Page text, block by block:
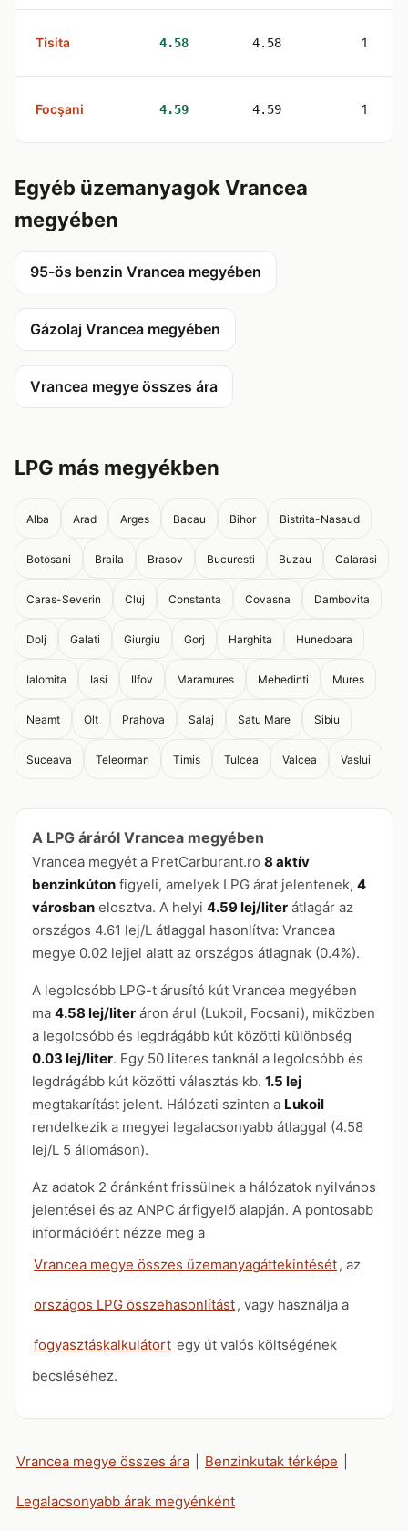
Tisita 4.58 4.58 1
Focşani 4.59 4.59 1
Egyéb üzemanyagok Vrancea
megyében
95-ös benzin Vrancea megyében
Gázolaj Vrancea megyében
Vrancea megye összes ára
LPG más megyékben
Alba Arad Arges Bacau Bihor Bistrita-Nasaud
Botosani Braila Brasov Bucuresti Buzau Calarasi
Caras-Severin Cluj Constanta Covasna Dambovita
Dolj Galati Giurgiu Gorj Harghita Hunedoara
Ialomita Iasi Ilfov Maramures Mehedinti Mures
Neamt Olt Prahova Salaj Satu Mare Sibiu
Suceava Teleorman Timis Tulcea Valcea Vaslui
A LPG áráról Vrancea megyében
Vrancea megyét a PretCarburant.ro 8 aktív
benzinkúton figyeli, amelyek LPG árat jelentenek, 4
városban elosztva. A helyi 4.59 lej/liter átlagár az
országos 4.61 lej/L átlaggal hasonlítva: Vrancea
megye 0.02 lejjel alatt az országos átlagnak (0.4%).
A legolcsóbb LPG-t árusító kút Vrancea megyében
ma 4.58 lej/liter áron árul (Lukoil, Focsani), miközben
a legolcsóbb és legdrágább kút közötti különbség
0.03 lej/liter. Egy 50 literes tanknál a legolcsóbb és
legdrágább kút közötti választás kb. 1.5 lej
megtakarítást jelent. Hálózati szinten a Lukoil
rendelkezik a megyei legalacsonyabb átlaggal (4.58
lej/L 5 állomáson).
Az adatok 2 óránként frissülnek a hálózatok nyilvános
jelentései és az ANPC árfigyelő alapján. A pontosabb
információért nézze meg a
Vrancea megye összes üzemanyagáttekintését, az
országos LPG összehasonlítást, vagy használja a
fogyasztáskalkulátort egy út valós költségének
becsléséhez.
Vrancea megye összes ára Benzinkutak térképe
Legalacsonyabb árak megyénként